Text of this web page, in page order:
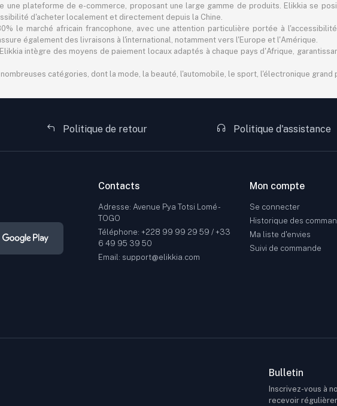
une plateforme de e-commerce, proposant une large gamme de produits. Elikkia se
d'acheter localement et directement depuis la Chine.
le marché africain francophone, avec une attention particulière portée à
également des livraisons à l'international, notamment vers l'Europe et l'Amérique.
intègre des moyens de paiement locaux adaptés à chaque pays d'Afrique,
catégories, dont la mode, la beauté, l'automobile, le sport, l'électronique grand
Politique de retour Politique d'assistance
Contacts
Adresse: Avenue Pya Totsi Lomé -
TOGO
Téléphone: +228 99 99 29 59 / +33
6 49 95 39 50
Email: support@elikkia.com
Mon compte
Se connecter
Historique des
Ma liste d'envies
Suivi de commande
Bulletin
Inscrivez-vous à
recevoir